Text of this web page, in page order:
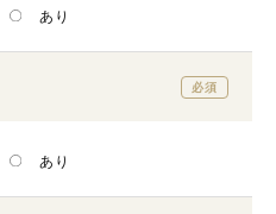
あり
必須
あり